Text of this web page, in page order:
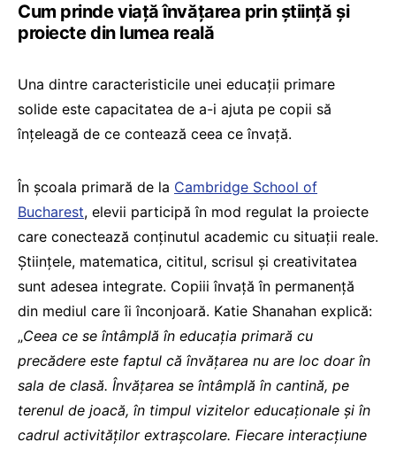
Cum prinde viață învățarea prin știință și
proiecte din lumea reală
Una dintre caracteristicile unei educații primare
solide este capacitatea de a-i ajuta pe copii să
înțeleagă de ce contează ceea ce învață.
În școala primară de la Cambridge School of
Bucharest, elevii participă în mod regulat la proiecte
care conectează conținutul academic cu situații reale.
Științele, matematica, cititul, scrisul și creativitatea
sunt adesea integrate. Copiii învață în permanență
din mediul care îi înconjoară. Katie Shanahan explică:
„Ceea ce se întâmplă în educația primară cu
precădere este faptul că învățarea nu are loc doar în
sala de clasă. Învățarea se întâmplă în cantină, pe
terenul de joacă, în timpul vizitelor educaționale și în
cadrul activităților extrașcolare. Fiecare interacțiune